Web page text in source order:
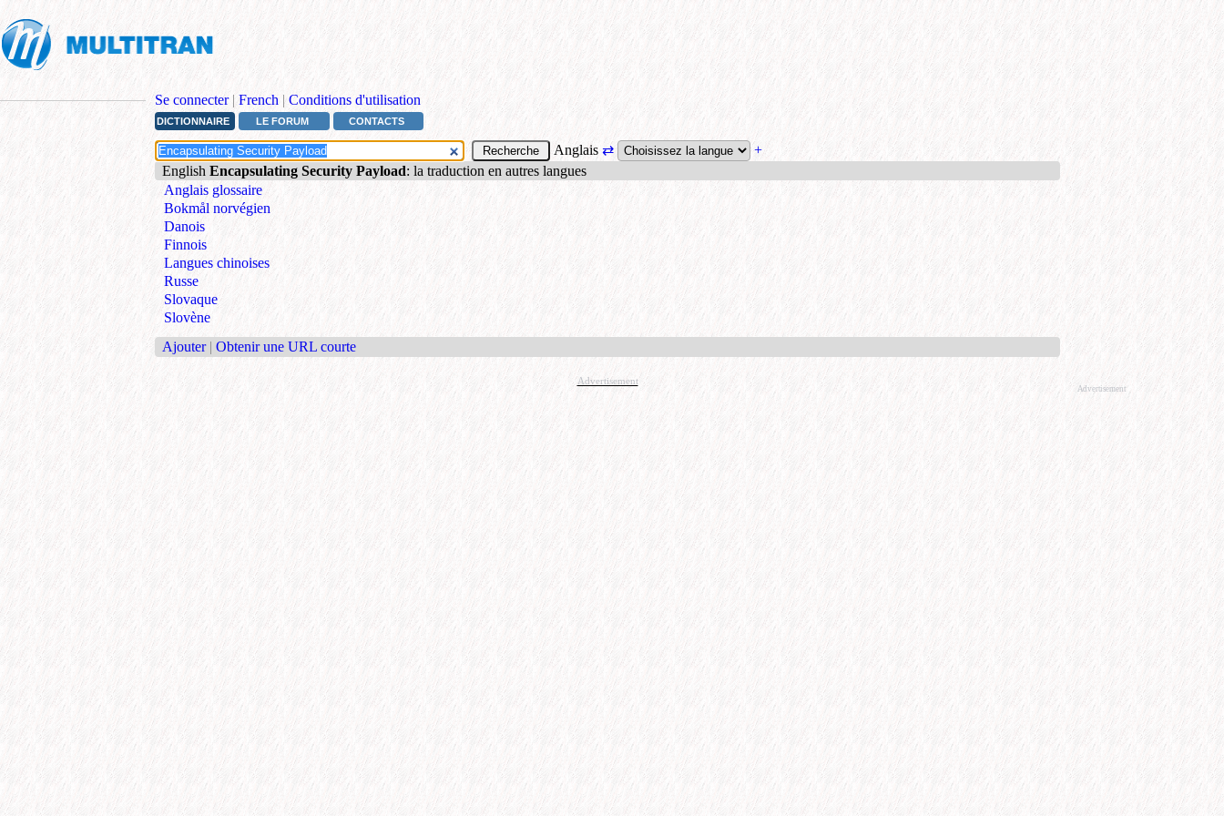
Se connecter | French | Conditions d'utilisation
DICTIONNAIRE LE FORUM CONTACTS
Anglais ⇄
+
English Encapsulating Security Payload: la traduction en autres langues
Anglais glossaire
Bokmål norvégien
Danois
Finnois
Langues chinoises
Russe
Slovaque
Slovène
Ajouter | Obtenir une URL courte
Advertisement
Advertisement